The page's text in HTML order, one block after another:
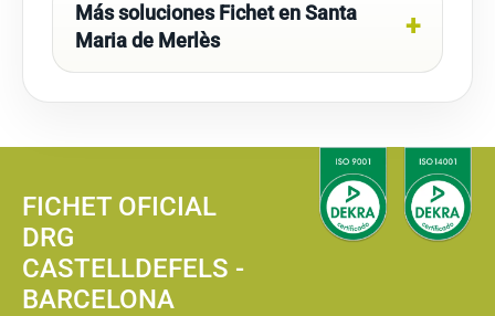
Más soluciones Fichet en Santa
Maria de Merlès
FICHET OFICIAL
DRG
CASTELLDEFELS -
BARCELONA